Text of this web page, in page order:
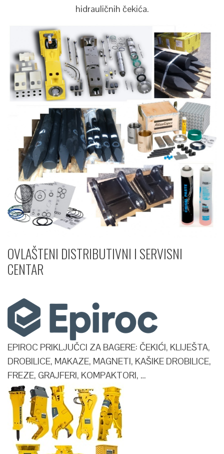
hidrauličnih čekića.
OVLAŠTENI DISTRIBUTIVNI I SERVISNI
CENTAR​
EPIROC PRIKLJUČCI ZA BAGERE: ČEKIĆI, KLIJEŠTA,
DROBILICE, MAKAZE, MAGNETI, KAŠIKE DROBILICE,
FREZE, GRAJFERI, KOMPAKTORI, …